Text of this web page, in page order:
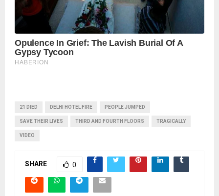
21 DIED DELHI HOTEL FIRE PEOPLE JUMPED
SAVE THEIR LIVES THIRD AND FOURTH FLOORS TRAGICALLY
VIDEO
SHARE 0